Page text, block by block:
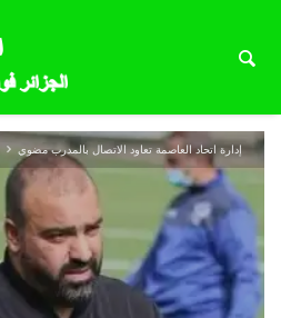
إدارة اتحاد العاصمة تعاود الاتصال بالمدرب مضوي